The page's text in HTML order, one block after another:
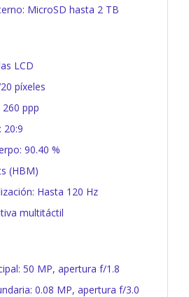
MicroSD hasta 2 TB
LCD
píxeles
ppp
20:9
90.40 %
(HBM)
Hasta 120 Hz
multitáctil
50 MP, apertura f/1.8
0.08 MP, apertura f/3.0